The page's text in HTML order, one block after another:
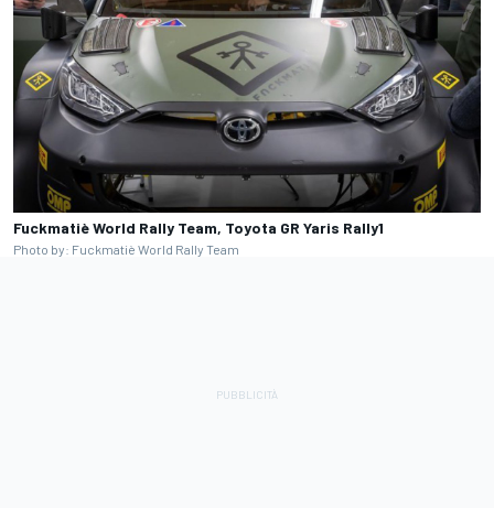
Fuckmatiè World Rally Team, Toyota GR Yaris Rally1
Photo by: Fuckmatiè World Rally Team